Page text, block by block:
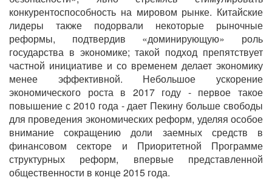
конкурентоспособность на мировом рынке. Китайские
лидеры также подорвали некоторые рыночные
реформы, подтвердив «доминирующую» роль
государства в экономике; такой подход препятствует
частной инициативе и со временем делает экономику
менее эффективной. Небольшое ускорение
экономического роста в 2017 году - первое такое
повышение с 2010 года - дает Пекину больше свободы
для проведения экономических реформ, уделяя особое
внимание сокращению доли заемных средств в
финансовом секторе и Приоритетной Программе
структурных реформ, впервые представленной
общественности в конце 2015 года.